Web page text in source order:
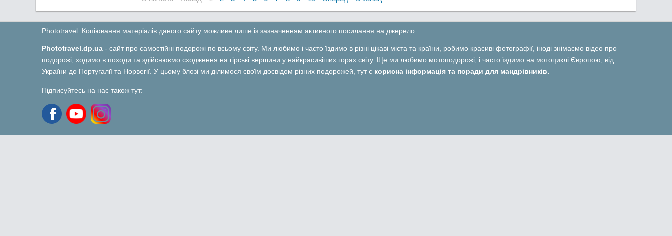
Phototravel: Копіювання матеріалів даного сайту можливе лише із зазначенням активного посилання на джерело
Phototravel.dp.ua - сайт про самостійні подорожі по всьому світу. Ми любимо і часто їздимо в різні цікаві міста та країни, робимо красиві фотографії, іноді знімаємо відео про
подорожі, ходимо в походи та здійснюємо сходження на гірські вершини у найкрасивіших горах світу. Ще ми любимо мотоподорожі, і часто їздимо на мотоциклі Європою, від
України до Португалії та Норвегії. У цьому блозі ми ділимося своїм досвідом різних подорожей, тут є корисна інформація та поради для мандрівників.
Підписуйтесь на нас також тут: